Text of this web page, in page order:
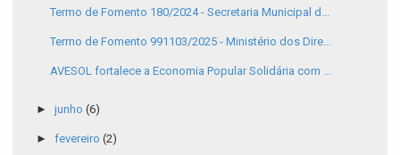
Termo de Fomento 180/2024 - Secretaria Municipal d...
Termo de Fomento 991103/2025 - Ministério dos Dire...
AVESOL fortalece a Economia Popular Solidária com ...
► junho (6)
► fevereiro (2)